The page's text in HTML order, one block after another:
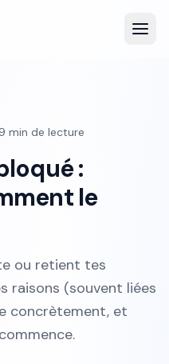
9 min de lecture
:
le
ou retient tes
raisons (souvent liées
concrètement, et